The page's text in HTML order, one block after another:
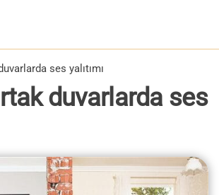
ses yalıtımı
duvarlarda ses